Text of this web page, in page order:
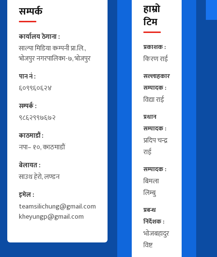
सम्पर्क
कार्यालय ठेगाना :
साल्पा मिडिया कम्पनी प्रा.लि.,
भोजपुर नगरपालिका-७, भोजपुर
पान नं :
६०९९६०६२४
सम्पर्क :
९८६२९९७६७२
काठमाडौं :
नपा– १०, काठमाडौं
बेलायत :
साउथ हेरो, लण्डन
इमेल :
teamsilichung@gmail.com
kheyungp@gmail.com
हाम्रो
टिम
प्रकाशक :
किरण राई
सल्लाहकार
सम्पादक :
विद्या राई
प्रधान
सम्पादक :
प्रदिप चन्द्र
राई
सम्पादक :
बिमला
लिम्बु
प्रबन्ध
निर्देशक :
भोजबहादुर
विष्ट